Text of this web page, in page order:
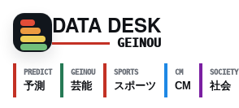
DATA DESK
GEINOU
PREDICT
予測
GEINOU
芸能
SPORTS
スポーツ
CM
CM
SOCIETY
社会